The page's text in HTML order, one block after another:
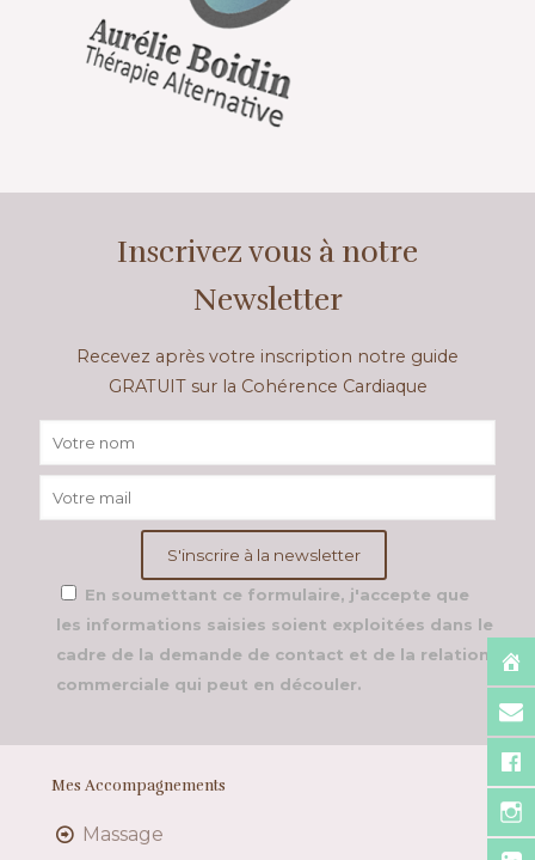
Inscrivez vous à notre
Newsletter
Recevez après votre inscription notre guide
GRATUIT sur la Cohérence Cardiaque
En soumettant ce formulaire, j'accepte que
les informations saisies soient exploitées dans le
cadre de la demande de contact et de la relation
commerciale qui peut en découler.
Mes Accompagnements
Massage